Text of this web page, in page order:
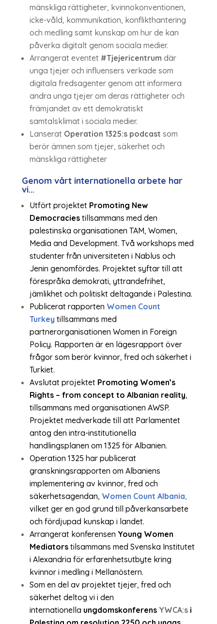
mänskliga rättigheter, kvinnokonventionen,
icke-våld, kommunikation, konflikthantering
och medling samt kunskap om hur de kan
påverka digitalt genom sociala medier.
Arrangerat eventet #Tjejericentrum där
unga tjejer och influensers verkade som
digitala fredsagenter genom att informera
andra unga tjejer om deras rättigheter och
främjandet av ett demokratiskt
samtalsklimat i sociala medier.
Lanserat Operation 1325:s podcast som
berör ämnen som tjejer, säkerhet och
mänskliga rättigheter
Genom vårt internationella arbete har
vi…
Utfört projektetPromoting New
Democracies tillsammans med den
palestinska organisationen TAM, Women,
Media and Development. Två workshops med
studenter från universiteten i Nablus och
Jenin genomfördes. Projektet syftar till att
förespråka demokrati, yttrandefrihet,
jämlikhet och politiskt deltagande i Palestina.
Publicerat rapporten Women Count
Turkey tillsammans med
partnerorganisationen Women in Foreign
Policy. Rapporten är en lägesrapport över
frågor som berör kvinnor, fred och säkerhet i
Turkiet.
Avslutat projektetPromoting Women’s
Rights – from concept to Albanian reality,
tillsammans med organisationen AWSP.
Projektet medverkade till att Parlamentet
antog den intra-institutionella
handlingsplanen om 1325 för Albanien.
Operation 1325 har publicerat
granskningsrapporten om Albaniens
implementering av kvinnor, fred och
säkerhetsagendan, Women Count Albania,
vilket ger en god grund till påverkansarbete
och fördjupad kunskap i landet.
Arrangerat konferensen Young Women
Mediatorstilsammans med Svenska Institutet
i Alexandria för erfarenhetsutbyte kring
kvinnor i medling i Mellanöstern.
Som en del av projektet tjejer, fred och
säkerhet deltog vi i den
internationella ungdomskonferens YWCA:s i